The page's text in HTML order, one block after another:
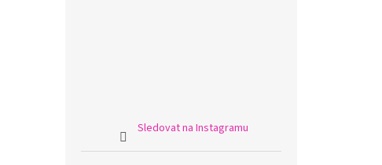
Sledovat na Instagramu